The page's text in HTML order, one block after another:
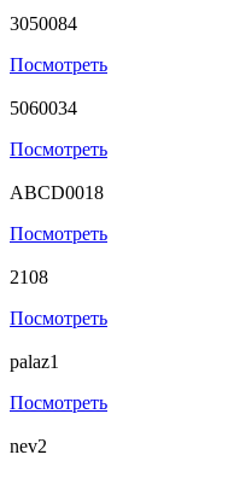
3050084
Посмотреть
5060034
Посмотреть
ABCD0018
Посмотреть
2108
Посмотреть
palaz1
Посмотреть
nev2